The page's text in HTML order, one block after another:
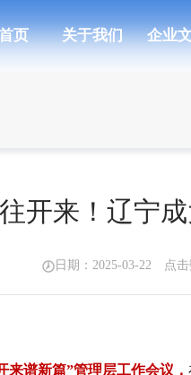
页 关于我们 企业
开来！辽宁
日期：2025-03-22 点击
来谱新篇”管理层工作会议，